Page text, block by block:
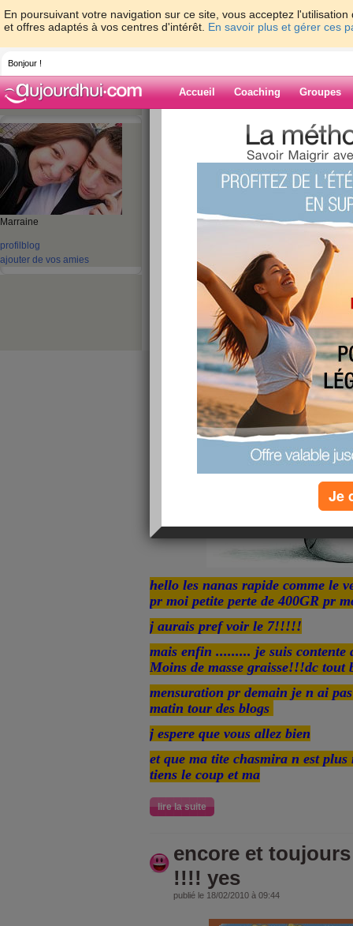
En poursuivant votre navigation sur ce site, vous acceptez
et offres adaptés à vos centres d'intérêt. En savoir plus et gérer ces
Bonjour !
Accueil Coaching Groupes
Marraine
profil blog
ajouter de vos amies
>
Blog de
21 - 30 31 - 40 41 - 50 51 -
‹ Préc. 1 2 3 4 5
rapide comme le
publié le 20/02/2010 à 12:57
hello les nanas rapide comme le
pr moi petite perte de 400GR pr
j aurais pref voir le 7!!!!!
mais enfin ......... je suis contente
Moins de masse graisse!!!dc tout
mensuration pr demain je n ai
matin tour des blogs
j espere que vous allez bien
et que ma tite chasmira n est
tiens le coup et ma
lire la suite
encore et
!!!! yes
publié le 18/02/2010 à 09:44
Je